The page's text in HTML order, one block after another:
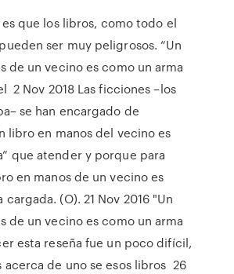
es que los libros, como todo el
ser muy peligrosos. “Un
de un vecino es como un arma
2 Nov 2018 Las ficciones –los
se han encargado de
libro en manos del vecino es
que atender y porque para
en manos de un vecino es
(O). 21 Nov 2016 "Un
de un vecino es como un arma
esta reseña fue un poco difícil,
acerca de uno se esos libros 26